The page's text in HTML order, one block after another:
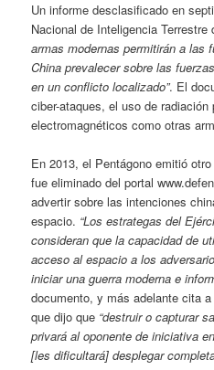
Un informe desclasificado en
Nacional de Inteligencia Terrestre
armas modernas permitirán a las
China prevalecer sobre las
en un conflicto localizado”. El
ciber-ataques, el uso de
electromagnéticos como otras
En 2013, el Pentágono emitió
fue eliminado del portal
advertir sobre las intenciones
espacio. “Los estrategas del
consideran que la capacidad de
acceso al espacio a los
iniciar una guerra moderna e
documento, y más adelante cita
que dijo que “destruir o capturar
privará al oponente de iniciativa
[les dificultará] desplegar